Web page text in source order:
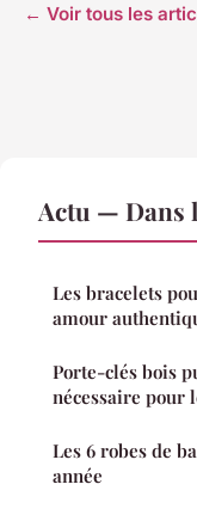
← Voir tous les
Actu — Dans
Les bracelets
amour
Porte-clés bois
nécessaire pour
Les 6 robes de
année